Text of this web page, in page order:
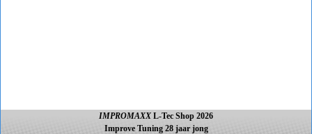
IMPROMAXX L-Tec Shop 2026
Improve Tuning 28 jaar jong